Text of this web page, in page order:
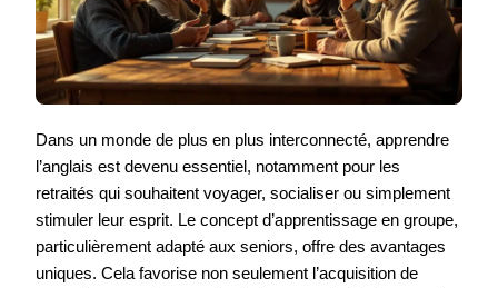
Dans un monde de plus en plus interconnecté, apprendre
l’anglais est devenu essentiel, notamment pour les
retraités qui souhaitent voyager, socialiser ou simplement
stimuler leur esprit. Le concept d’apprentissage en groupe,
particulièrement adapté aux seniors, offre des avantages
uniques. Cela favorise non seulement l’acquisition de